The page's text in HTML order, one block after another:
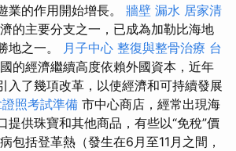
業的作用開始增長。 牆壁 漏水 居家清
的主要分支之一，已成為加勒比海地
地之一。 月子中心 整復與整骨治療 台
的經濟繼續高度依賴外國資本，近年
入了幾項改革，以使經濟和可持續發展
照考試準備 市中心商店，經常出現海
提供珠寶和其他商品，有些以“免稅”價
包括登革熱（發生在6月至11月之間，